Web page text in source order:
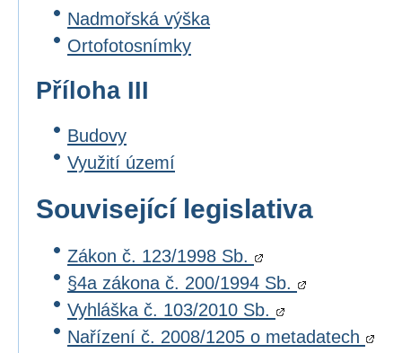
Nadmořská výška
Ortofotosnímky
Příloha III
Budovy
Využití území
Související legislativa
Zákon č. 123/1998 Sb.
§4a zákona č. 200/1994 Sb.
Vyhláška č. 103/2010 Sb.
Nařízení č. 2008/1205 o metadatech